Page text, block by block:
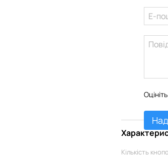
Кількість